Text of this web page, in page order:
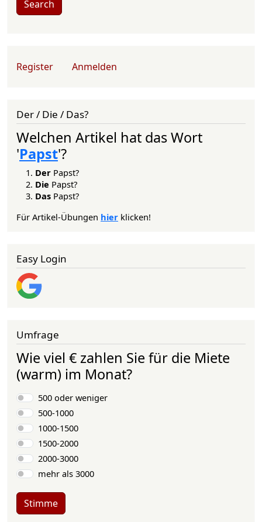
Search
User account menu
Register Anmelden
Der / Die / Das?
Welchen Artikel hat das Wort
'Papst'?
Der Papst?
Die Papst?
Das Papst?
Für Artikel-Übungen hier klicken!
Easy Login
Umfrage
Wie viel € zahlen Sie für die Miete
(warm) im Monat?
Auswahlmöglichkeiten
500 oder weniger
500-1000
1000-1500
1500-2000
2000-3000
mehr als 3000
Stimme